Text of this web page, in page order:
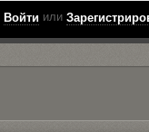
Войти или